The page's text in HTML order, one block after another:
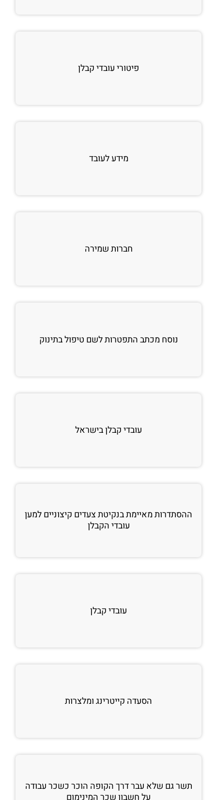
פיטורי עובדי קבלן
מידע לעובד
חברות שמירה
נוסח מכתב התפטרות לשם טיפול בתינוק
עובדי קבלן בישראל
ההסתדרות מאיימת בנקיטת צעדים קיצוניים למען
עובדי הקבלן
עובדי קבלן
הסעדה קייטרינג ומלצרות
תשר גם שלא עבר דרך הקופה הוכר כשכר עבודה
על חשבון שכר המינימום